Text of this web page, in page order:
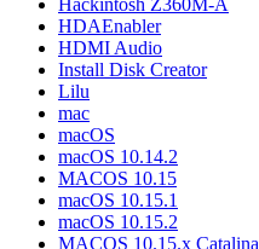
HDAEnabler
HDMI Audio
Install Disk Creator
Lilu
mac
macOS
macOS 10.14.2
MACOS 10.15
macOS 10.15.1
macOS 10.15.2
MACOS 10.15.x Catalina